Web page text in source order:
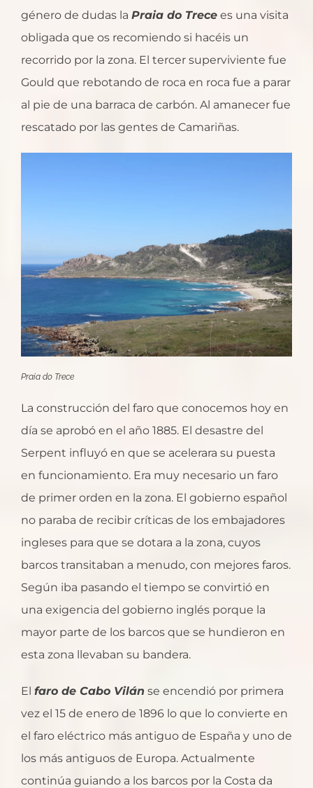
género de dudas la Praia do Trece es una visita
obligada que os recomiendo si hacéis un
recorrido por la zona. El tercer superviviente fue
Gould que rebotando de roca en roca fue a parar
al pie de una barraca de carbón. Al amanecer fue
rescatado por las gentes de Camariñas.
Praia do Trece
La construcción del faro que conocemos hoy en
día se aprobó en el año 1885. El desastre del
Serpent influyó en que se acelerara su puesta
en funcionamiento. Era muy necesario un faro
de primer orden en la zona. El gobierno español
no paraba de recibir críticas de los embajadores
ingleses para que se dotara a la zona, cuyos
barcos transitaban a menudo, con mejores faros.
Según iba pasando el tiempo se convirtió en
una exigencia del gobierno inglés porque la
mayor parte de los barcos que se hundieron en
esta zona llevaban su bandera.
El faro de Cabo Vilán se encendió por primera
vez el 15 de enero de 1896 lo que lo convierte en
el faro eléctrico más antiguo de España y uno de
los más antiguos de Europa. Actualmente
continúa guiando a los barcos por la Costa da